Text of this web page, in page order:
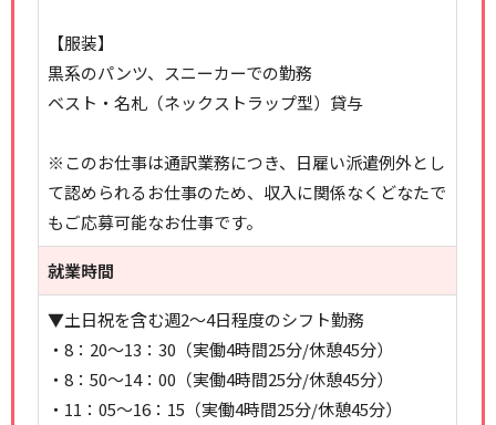
【服装】
黒系のパンツ、スニーカーでの勤務
ベスト・名札（ネックストラップ型）貸与
※このお仕事は通訳業務につき、日雇い派遣例外とし
て認められるお仕事のため、収入に関係なくどなたで
もご応募可能なお仕事です。
就業時間
▼土日祝を含む週2～4日程度のシフト勤務
・8：20～13：30（実働4時間25分/休憩45分）
・8：50～14：00（実働4時間25分/休憩45分）
・11：05～16：15（実働4時間25分/休憩45分）